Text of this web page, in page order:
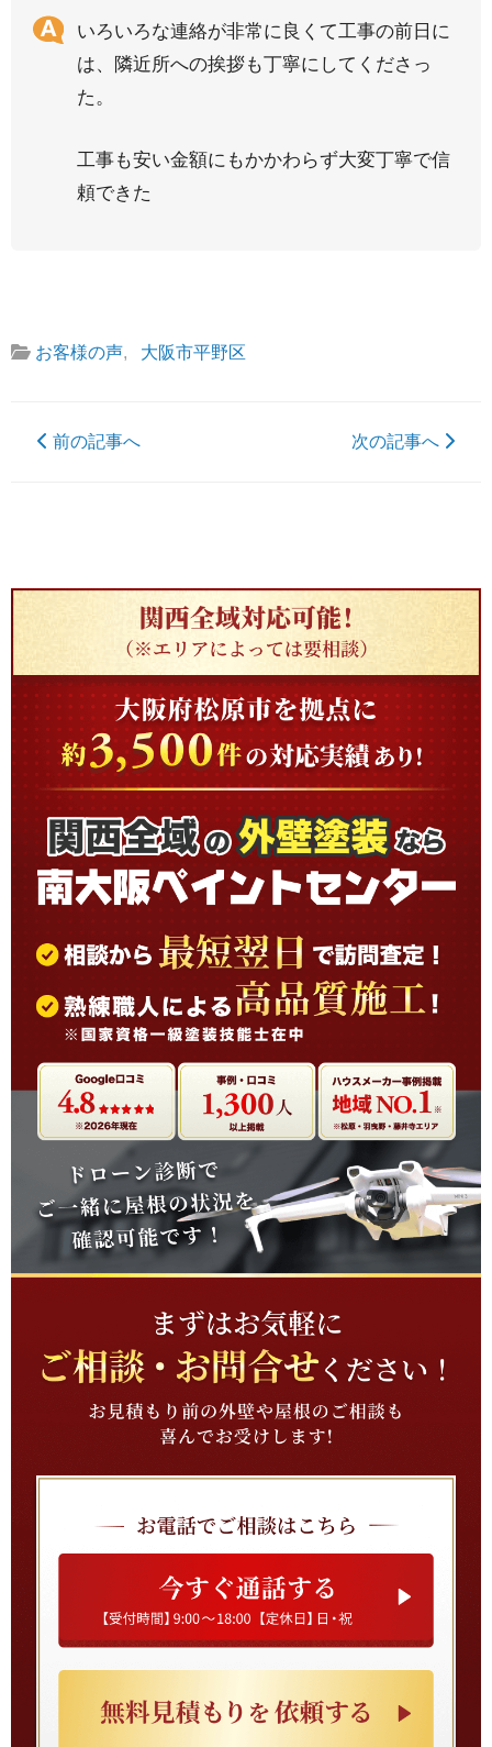
いろいろな連絡が非常に良くて工事の前日に
は、隣近所への挨拶も丁寧にしてくださっ
た。
工事も安い金額にもかかわらず大変丁寧で信
頼できた
お客様の声, 大阪市平野区
前の記事へ 次の記事へ